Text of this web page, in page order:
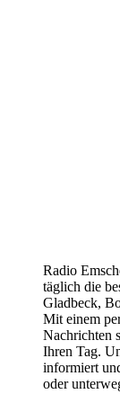
Radio
täglich die
Gladbeck,
Mit einem
Nachrichten
Ihren Tag.
informiert
oder